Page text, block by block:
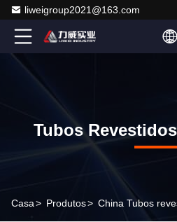
liweigroup2021@163.com
Tubos
Casa> Produtos> China Tubos